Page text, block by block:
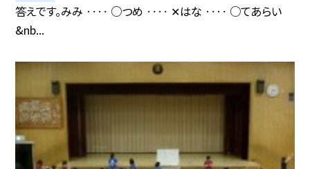
答えです。みみ ‥‥ ○つめ ‥‥ ✕はな ‥‥ ○てあらい
&nb...